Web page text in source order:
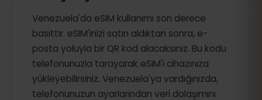
Venezuela'da eSIM kullanımı son derece
basittir. eSIM'inizi satın aldıktan sonra, e-
posta yoluyla bir QR kod alacaksınız. Bu kodu
telefonunuzla tarayarak eSIM'i cihazınıza
yükleyebilirsiniz. Venezuela'ya vardığınızda,
telefonunuzun ayarlarından veri dolaşımını